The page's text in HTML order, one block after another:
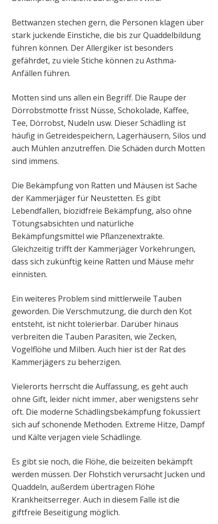
Bettwanzen stechen gern, die Personen klagen über
stark juckende Einstiche, die bis zur Quaddelbildung
führen können. Der Allergiker ist besonders
gefährdet, zu viele Stiche können zu Asthma-
Anfällen führen.
Motten sind uns allen ein Begriff. Die Raupe der
Dörrobstmotte frisst Nüsse, Schokolade, Kaffee,
Tee, Dörrobst, Nudeln usw. Dieser Schädling ist
häufig in Getreidespeichern, Lagerhäusern, Silos und
auch Mühlen anzutreffen. Die Schäden durch Motten
sind immens.
Die Bekämpfung von Ratten und Mäusen ist Sache
der Kammerjäger für Neustetten. Es gibt
Lebendfallen, biozidfreie Bekämpfung, also ohne
Tötungsabsichten und natürliche
Bekämpfungsmittel wie Pflanzenextrakte.
Gleichzeitig trifft der Kammerjäger Vorkehrungen,
dass sich zukünftig keine Ratten und Mäuse mehr
einnisten.
Ein weiteres Problem sind mittlerweile Tauben
geworden. Die Verschmutzung, die durch den Kot
entsteht, ist nicht tolerierbar. Darüber hinaus
verbreiten die Tauben Parasiten, wie Zecken,
Vogelflöhe und Milben. Auch hier ist der Rat des
Kammerjägers zu beherzigen.
Vielerorts herrscht die Auffassung, es geht auch
ohne Gift, leider nicht immer, aber wenigstens sehr
oft. Die moderne Schädlingsbekämpfung fokussiert
sich auf schonende Methoden. Extreme Hitze, Dampf
und Kälte verjagen viele Schädlinge.
Es gibt sie noch, die Flöhe, die beizeiten bekämpft
werden müssen. Der Flohstich verursacht Jucken und
Quaddeln, außerdem übertragen Flöhe
Krankheitserreger. Auch in diesem Falle ist die
giftfreie Beseitigung möglich.